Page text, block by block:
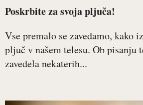
Poskrbite za svoja pljuča!
Vse premalo se zavedamo, kako
pljuč v našem telesu. Ob pisanju
zavedela nekaterih...